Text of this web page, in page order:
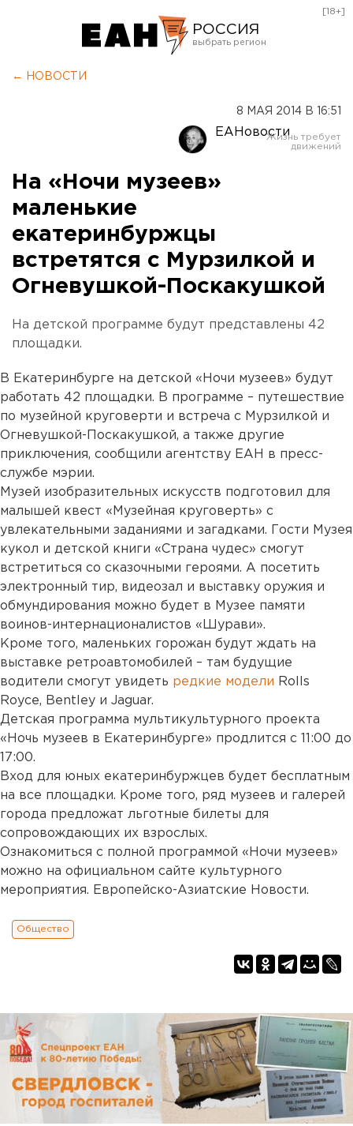
РОССИЯ
Оренбург
[18+]
← НОВОСТИ
8 МАЯ 2014 В 16:51
ЕАНовости
На «Ночи музеев»
маленькие
екатеринбуржцы
встретятся с Мурзилкой и
Огневушкой-Поскакушкой
На детской программе будут представлены 42
площадки.
В Екатеринбурге на детской «Ночи музеев» будут
работать 42 площадки. В программе – путешествие
по музейной круговерти и встреча с Мурзилкой и
Огневушкой-Поскакушкой, а также другие
приключения, сообщили агентству ЕАН в пресс-
службе мэрии.
Музей изобразительных искусств подготовил для
малышей квест «Музейная круговерть» с
увлекательными заданиями и загадками. Гости Музея
кукол и детской книги «Страна чудес» смогут
встретиться со сказочными героями. А посетить
электронный тир, видеозал и выставку оружия и
обмундирования можно будет в Музее памяти
воинов-интернационалистов «Шурави».
Кроме того, маленьких горожан будут ждать на
выставке ретроавтомобилей – там будущие
водители смогут увидеть редкие модели Rolls
Royce, Bentley и Jaguar.
Детская программа мультикультурного проекта
«Ночь музеев в Екатеринбурге» продлится с 11:00 до
17:00.
Вход для юных екатеринбуржцев будет бесплатным
на все площадки. Кроме того, ряд музеев и галерей
города предложат льготные билеты для
сопровождающих их взрослых.
Ознакомиться с полной программой «Ночи музеев»
можно на официальном сайте культурного
мероприятия. Европейско-Азиатские Новости.
Общество